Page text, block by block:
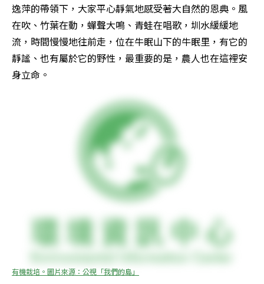
逸萍的帶領下，大家平心靜氣地感受著大自然的恩典。風
在吹、竹葉在動，蟬聲大鳴、青蛙在唱歌，圳水緩緩地
流，時間慢慢地往前走，位在牛眠山下的牛眠里，有它的
靜謐、也有屬於它的野性，最重要的是，農人也在這裡安
身立命。
有機栽培。圖片來源：公視「我們的島」